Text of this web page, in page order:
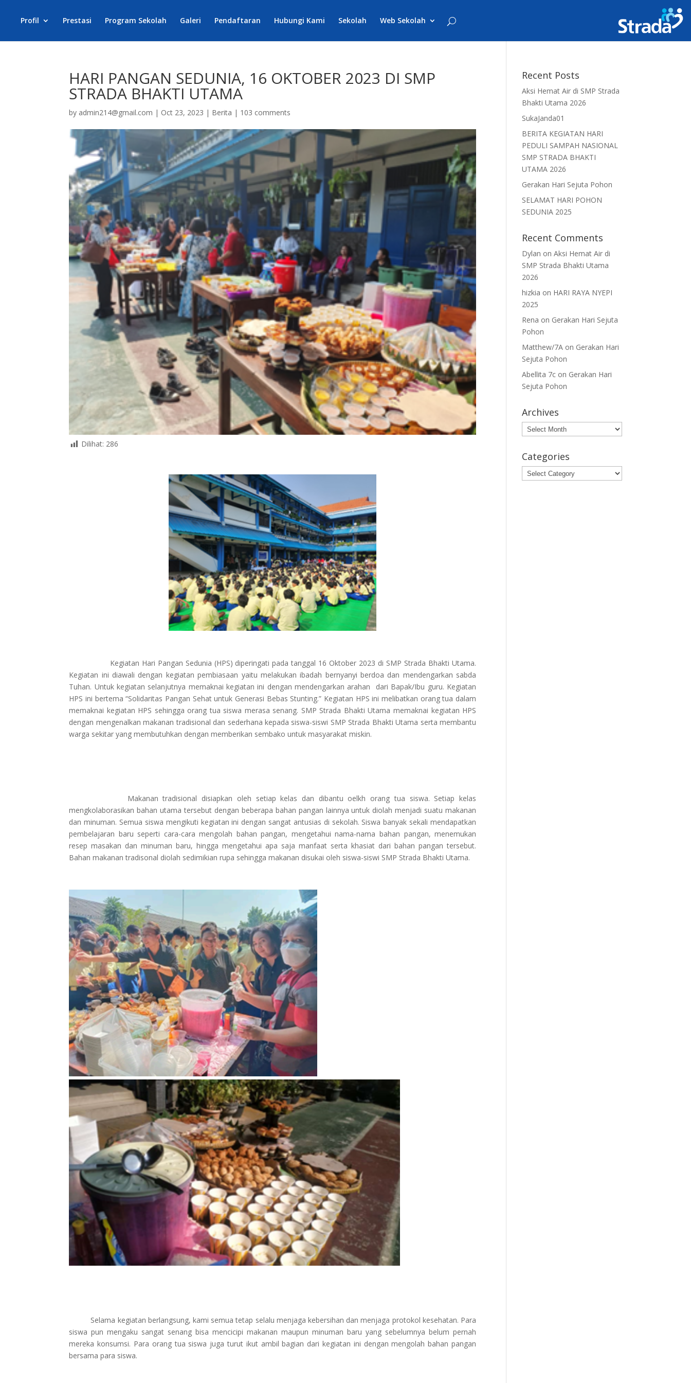
Profil Prestasi Program Sekolah Galeri Pendaftaran Hubungi Kami Sekolah Web Sekolah
HARI PANGAN SEDUNIA, 16 OKTOBER 2023 DI SMP
STRADA BHAKTI UTAMA
by admin214@gmail.com | Oct 23, 2023 | Berita | 103 comments
Dilihat: 286
Kegiatan Hari Pangan Sedunia (HPS) diperingati pada tanggal 16 Oktober 2023 di SMP Strada Bhakti Utama.
Kegiatan ini diawali dengan kegiatan pembiasaan yaitu melakukan ibadah bernyanyi berdoa dan mendengarkan sabda
Tuhan. Untuk kegiatan selanjutnya memaknai kegiatan ini dengan mendengarkan arahan dari Bapak/Ibu guru. Kegiatan
HPS ini bertema “Solidaritas Pangan Sehat untuk Generasi Bebas Stunting.” Kegiatan HPS ini melibatkan orang tua dalam
memaknai kegiatan HPS sehingga orang tua siswa merasa senang. SMP Strada Bhakti Utama memaknai kegiatan HPS
dengan mengenalkan makanan tradisional dan sederhana kepada siswa-siswi SMP Strada Bhakti Utama serta membantu
warga sekitar yang membutuhkan dengan memberikan sembako untuk masyarakat miskin.
Makanan tradisional disiapkan oleh setiap kelas dan dibantu oelkh orang tua siswa. Setiap kelas
mengkolaborasikan bahan utama tersebut dengan beberapa bahan pangan lainnya untuk diolah menjadi suatu makanan
dan minuman. Semua siswa mengikuti kegiatan ini dengan sangat antusias di sekolah. Siswa banyak sekali mendapatkan
pembelajaran baru seperti cara-cara mengolah bahan pangan, mengetahui nama-nama bahan pangan, menemukan
resep masakan dan minuman baru, hingga mengetahui apa saja manfaat serta khasiat dari bahan pangan tersebut.
Bahan makanan tradisonal diolah sedimikian rupa sehingga makanan disukai oleh siswa-siswi SMP Strada Bhakti Utama.
Selama kegiatan berlangsung, kami semua tetap selalu menjaga kebersihan dan menjaga protokol kesehatan. Para
siswa pun mengaku sangat senang bisa mencicipi makanan maupun minuman baru yang sebelumnya belum pernah
mereka konsumsi. Para orang tua siswa juga turut ikut ambil bagian dari kegiatan ini dengan mengolah bahan pangan
bersama para siswa.
Recent Posts
Aksi Hemat Air di SMP Strada
Bhakti Utama 2026
SukaJanda01
BERITA KEGIATAN HARI
PEDULI SAMPAH NASIONAL
SMP STRADA BHAKTI
UTAMA 2026
Gerakan Hari Sejuta Pohon
SELAMAT HARI POHON
SEDUNIA 2025
Recent Comments
Dylan onAksi Hemat Air di
SMP Strada Bhakti Utama
2026
hizkia on HARI RAYA NYEPI
2025
Rena on Gerakan Hari Sejuta
Pohon
Matthew/7A on Gerakan Hari
Sejuta Pohon
Abellita 7c on Gerakan Hari
Sejuta Pohon
Archives
Archives
Categories
Categories